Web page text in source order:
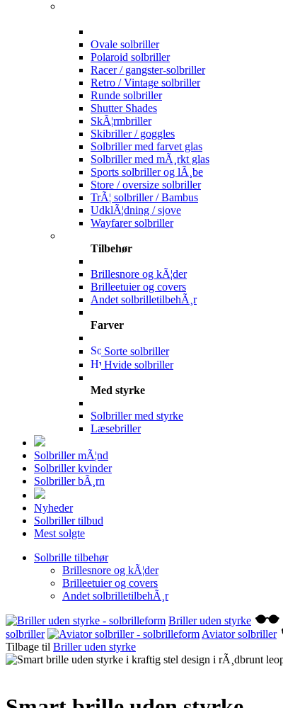
Ovale solbriller
Polaroid solbriller
Racer / gangster-solbriller
Retro / Vintage solbriller
Runde solbriller
Shutter Shades
SkÃ¦rmbriller
Skibriller / goggles
Solbriller med farvet glas
Solbriller med mÃ¸rkt glas
Sports solbriller og lÃ¸be
Store / oversize solbriller
TrÃ¦ solbriller / Bambus
UdklÃ¦dning / sjove
Wayfarer solbriller
Tilbehør
Brillesnore og kÃ¦der
Brilleetuier og covers
Andet solbrilletilbehÃ¸r
Farver
Sorte solbriller
Hvide solbriller
Med styrke
Solbriller med styrke
Læsebriller
Solbriller mÃ¦nd
Solbriller kvinder
Solbriller bÃ¸rn
Nyheder
Solbriller tilbud
Mest solgte
Solbrille tilbehør
Brillesnore og kÃ¦der
Brilleetuier og covers
Andet solbrilletilbehÃ¸r
Briller uden styrke
solbriller
Aviator solbriller
Tilbage til Briller uden styrke